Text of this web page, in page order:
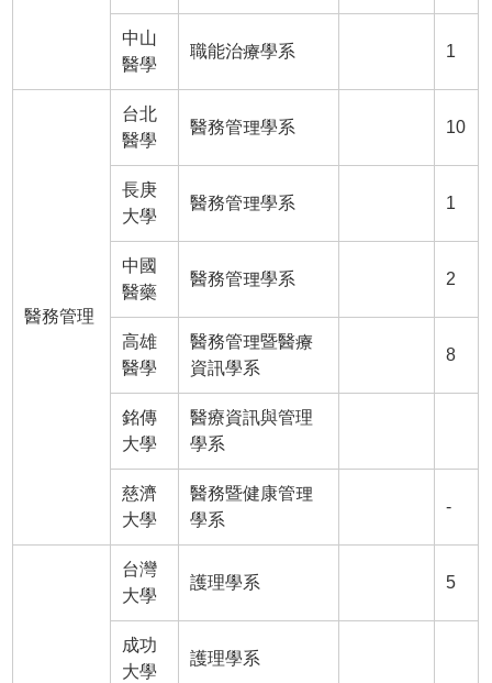
中山
醫學
職能治療學系 1
醫務管理
台北
醫學
醫務管理學系 10
長庚
大學
醫務管理學系 1
中國
醫藥
醫務管理學系 2
高雄
醫學
醫務管理暨醫療
資訊學系
8
銘傳
大學
醫療資訊與管理
學系
慈濟
大學
醫務暨健康管理
學系
-
台灣
大學
護理學系 5
成功
大學
護理學系